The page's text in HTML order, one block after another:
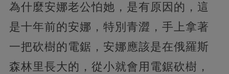
為什麼安娜老公怕她，是有原因的，這
是十年前的安娜，特別青澀，手上拿著
一把砍樹的電鋸，安娜應該是在俄羅斯
森林里長大的，從小就會用電鋸砍樹，